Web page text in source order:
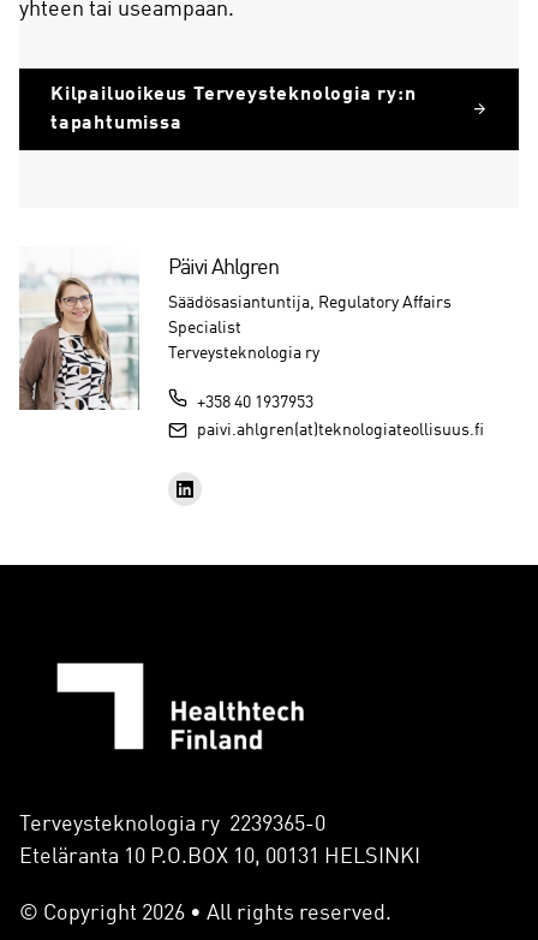
yhteen tai useampaan.
Kilpailuoikeus Terveysteknologia ry:n
tapahtumissa
Päivi Ahlgren
Säädösasiantuntija, Regulatory Affairs
Specialist
Terveysteknologia ry
+358 40 1937953
paivi.ahlgren(at)teknologiateollisuus.fi
Terveysteknologia ry 2239365-0
Eteläranta 10 P.O.BOX 10, 00131 HELSINKI
© Copyright 2026 • All rights reserved.